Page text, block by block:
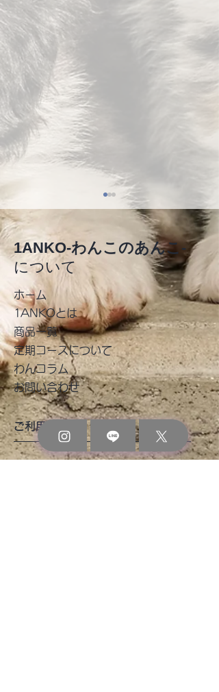
堺市動物指導センター
1ANKO-わんこのあんこ-
について
​ホーム
1ANKOとは
商品一覧
​定期コースについて
わんコラム
お問い合わせ
ご利用ガイド